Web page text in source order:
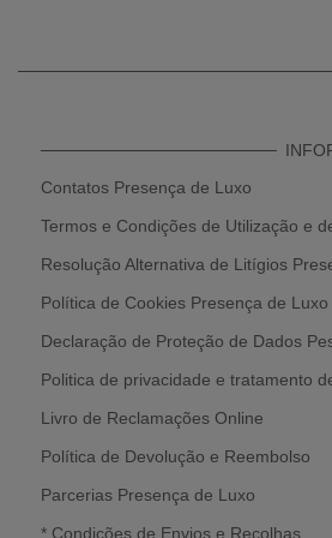
Contatos Presença de Luxo
Termos e Condições de Utilização e
Resolução Alternativa de Litígios
Política de Cookies Presença de Luxo
Declaração de Proteção de Dados
Politica de privacidade e tratamento
Livro de Reclamações Online
Política de Devolução e Reembolso
Parcerias Presença de Luxo
* Condições de Envios e Recolhas